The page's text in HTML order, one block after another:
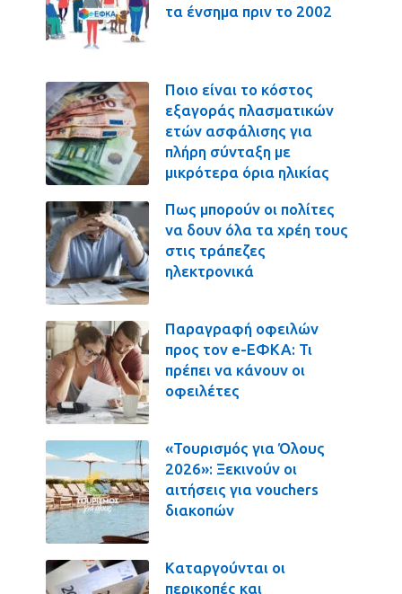
τα ένσημα πριν το 2002
Ποιο είναι το κόστος
εξαγοράς πλασματικών
ετών ασφάλισης για
πλήρη σύνταξη με
μικρότερα όρια ηλικίας
Πως μπορούν οι πολίτες
να δουν όλα τα χρέη τους
στις τράπεζες
ηλεκτρονικά
Παραγραφή οφειλών
προς τον e-ΕΦΚΑ: Τι
πρέπει να κάνουν οι
οφειλέτες
«Τουρισμός για Όλους
2026»: Ξεκινούν οι
αιτήσεις για vouchers
διακοπών
Καταργούνται οι
περικοπές και